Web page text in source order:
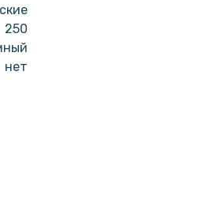
250
нет